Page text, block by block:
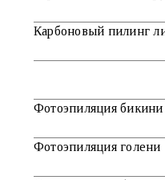
Карбоновый пилинг
Фотоэпиляция бикини
Фотоэпиляция голени